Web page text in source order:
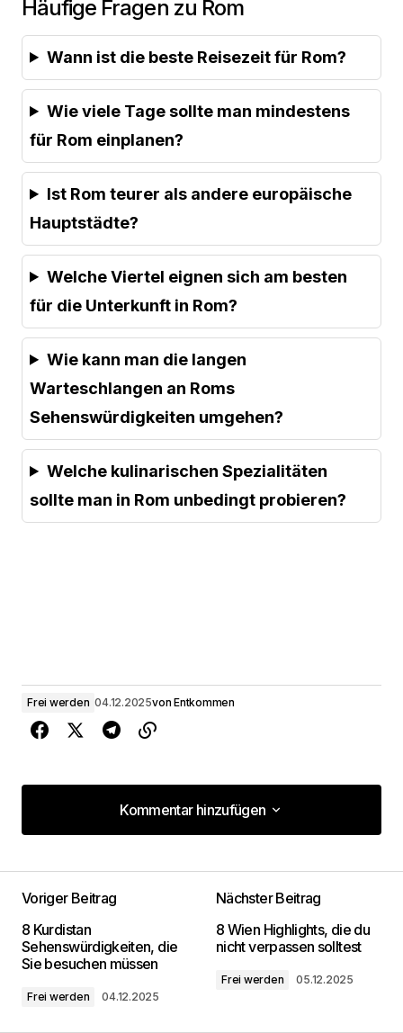
Häufige Fragen zu Rom
Wann ist die beste Reisezeit für Rom?
Wie viele Tage sollte man mindestens
für Rom einplanen?
Ist Rom teurer als andere europäische
Hauptstädte?
Welche Viertel eignen sich am besten
für die Unterkunft in Rom?
Wie kann man die langen
Warteschlangen an Roms
Sehenswürdigkeiten umgehen?
Welche kulinarischen Spezialitäten
sollte man in Rom unbedingt probieren?
Frei werden 04.12.2025von Entkommen
Kommentar hinzufügen
Kommentar hinzufügen
Deine E-Mail-Adresse wird nicht
veröffentlicht.
Erforderliche Felder sind mit*
markiert
Kommentar*
Voriger Beitrag
8 Kurdistan
Sehenswürdigkeiten, die
Sie besuchen müssen
Frei werden 04.12.2025
Nächster Beitrag
8 Wien Highlights, die du
nicht verpassen solltest
Frei werden 05.12.2025